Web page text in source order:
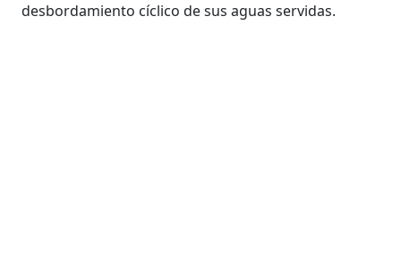
desbordamiento cíclico de sus aguas servidas.